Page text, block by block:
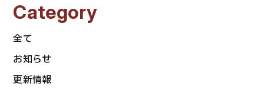
Category
全て
お知らせ
更新情報